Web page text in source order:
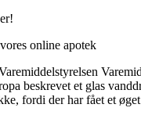
online apotek
beskrevet et glas
fordi der har fået et